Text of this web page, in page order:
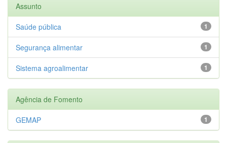
Assunto
1
Saúde pública
1
Segurança alimentar
1
Sistema agroalimentar
Agência de Fomento
1
GEMAP